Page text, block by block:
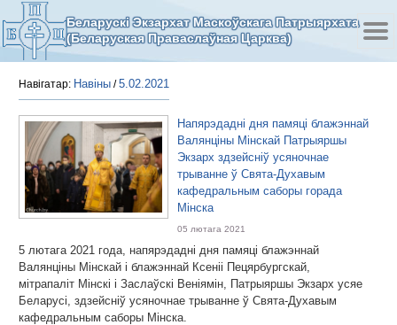
Беларускі Экзархат Маскоўскага Патрыярхата
(Беларуская Праваслаўная Царква)
Навігатар: Навіны /5.02.2021
Напярэдадні дня памяці блажэннай
Валянціны Мінскай Патрыяршы
Экзарх здзейсніў усяночнае
трыванне ў Свята-Духавым
кафедральным саборы горада
Мінска
05 лютага 2021
5 лютага 2021 года, напярэдадні дня памяці блажэннай
Валянціны Мінскай і блажэннай Ксеніі Пецярбургскай,
мітрапаліт Мінскі і Заслаўскі Веніямін, Патрыяршы Экзарх усяе
Беларусі, здзейсніў усяночнае трыванне ў Свята-Духавым
кафедральным саборы Мінска.